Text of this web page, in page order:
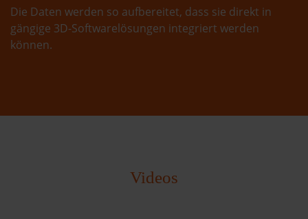
Die Daten werden so aufbereitet, dass sie direkt in
gängige 3D-Softwarelösungen integriert werden
können.
Videos